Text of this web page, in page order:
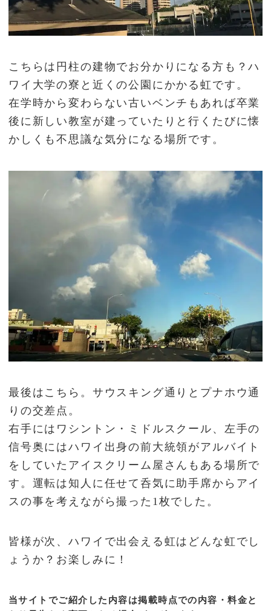
こちらは円柱の建物でお分かりになる方も？ハ
ワイ大学の寮と近くの公園にかかる虹です。
在学時から変わらない古いベンチもあれば卒業
後に新しい教室が建っていたりと行くたびに懐
かしくも不思議な気分になる場所です。
最後はこちら。サウスキング通りとプナホウ通
りの交差点。
右手にはワシントン・ミドルスクール、左手の
信号奥にはハワイ出身の前大統領がアルバイト
をしていたアイスクリーム屋さんもある場所で
す。運転は知人に任せて呑気に助手席からアイ
スの事を考えながら撮った1枚でした。
皆様が次、ハワイで出会える虹はどんな虹でし
ょうか？お楽しみに！
当サイトでご紹介した内容は掲載時点での内容・料金と